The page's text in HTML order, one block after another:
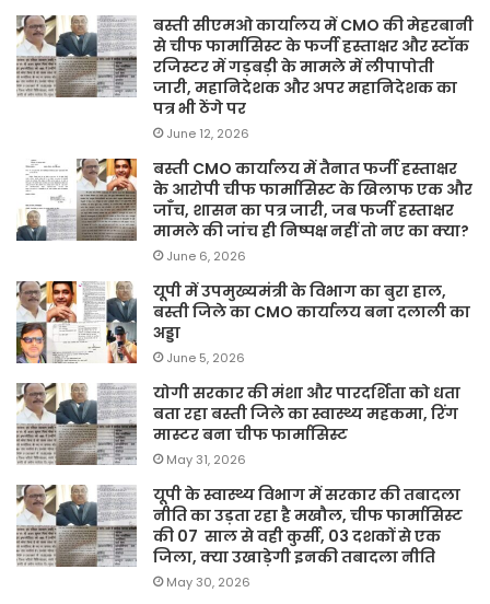
बस्ती सीएमओ कार्यालय में CMO की मेहरबानी
से चीफ फार्मासिस्ट के फर्जी हस्ताक्षर और स्टॉक
रजिस्टर में गड़बड़ी के मामले में लीपापोती
जारी, महानिदेशक और अपर महानिदेशक का
पत्र भी ठेंगे पर
June 12, 2026
बस्ती CMO कार्यालय में तैनात फर्जी हस्ताक्षर
के आरोपी चीफ फार्मासिस्ट के खिलाफ एक और
जाँच, शासन का पत्र जारी, जब फर्जी हस्ताक्षर
मामले की जांच ही निष्पक्ष नहीं तो नए का क्या?
June 6, 2026
यूपी में उपमुख्यमंत्री के विभाग का बुरा हाल,
बस्ती जिले का CMO कार्यालय बना दलाली का
अड्डा
June 5, 2026
योगी सरकार की मंशा और पारदर्शिता को धता
बता रहा बस्ती जिले का स्वास्थ्य महकमा, रिंग
मास्टर बना चीफ फार्मासिस्ट
May 31, 2026
यूपी के स्वास्थ्य विभाग में सरकार की तबादला
नीति का उड़ता रहा है मखौल, चीफ फार्मासिस्ट
की 07 साल से वही कुर्सी, 03 दशकों से एक
जिला, क्या उखाड़ेगी इनकी तबादला नीति
May 30, 2026